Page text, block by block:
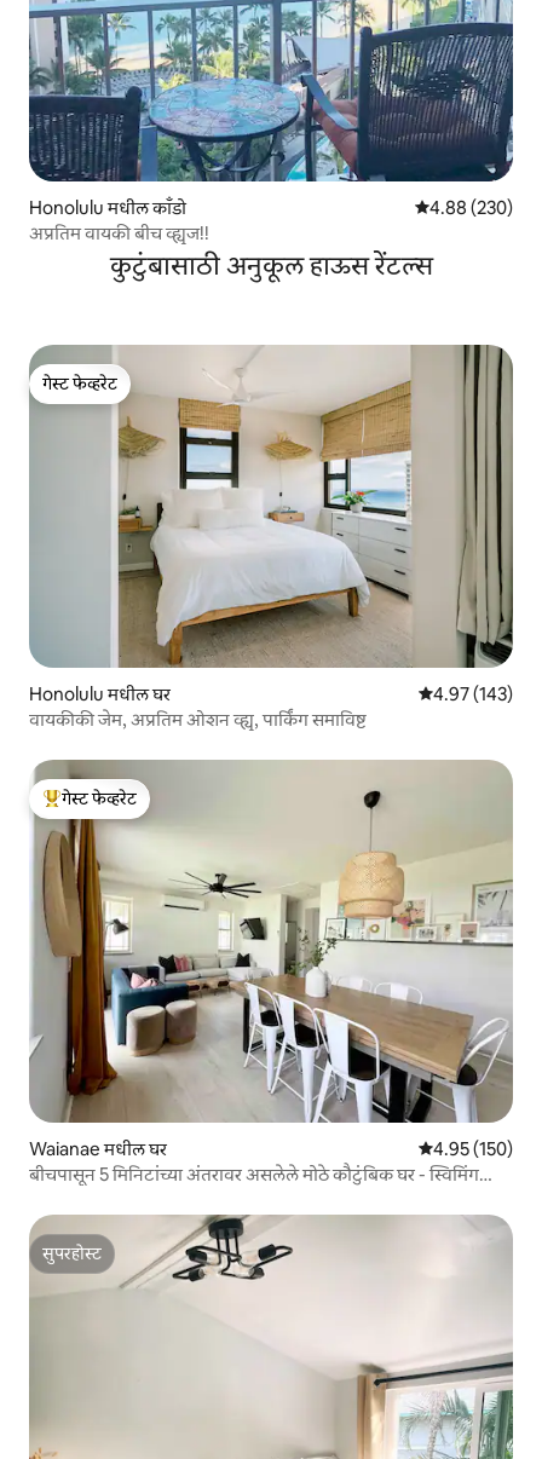
Honolulu मधील काँडो 5 पैकी 4.88
4.88 (230)
अप्रतिम वायकी बीच व्ह्यूज!!
कुटुंबासाठी अनुकूल हाऊस रेंटल्स
गेस्ट फेव्हरेट
गेस्ट फेव्हरेट
Honolulu मधील घर 5 पैकी 4.97
4.97 (143)
वायकीकी जेम, अप्रतिम ओशन व्ह्यू, पार्किंग समाविष्ट
टॉप गेस्ट फेव्हरेट
गेस्ट फेव्हरेट
Waianae मधील घर 5 पैकी 4.95
4.95 (150)
बीचपासून 5 मिनिटांच्या अंतरावर असलेले मोठे कौटुंबिक घर - स्विमिंग
सुपरहोस्ट
सुपरहोस्ट